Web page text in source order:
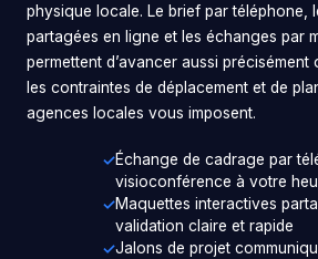
physique locale. Le brief par téléphone,
partagées en ligne et les échanges par
permettent d’avancer aussi précisément
les contraintes de déplacement et de
agences locales vous imposent.
Échange de cadrage par
visioconférence à votre
Maquettes interactives
validation claire et rapide
Jalons de projet